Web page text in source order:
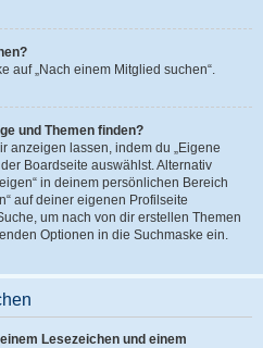
auf „Nach einem Mitglied suchen“.
und Themen finden?
anzeigen lassen, indem du „Eigene
Boardseite auswählst. Alternativ
in deinem persönlichen Bereich
auf deiner eigenen Profilseite
um nach von dir erstellen Themen
Optionen in die Suchmaske ein.
Lesezeichen und einem